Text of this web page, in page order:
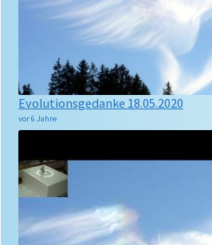
Evolutionsgedanke 18.05.2020
vor 6 Jahre